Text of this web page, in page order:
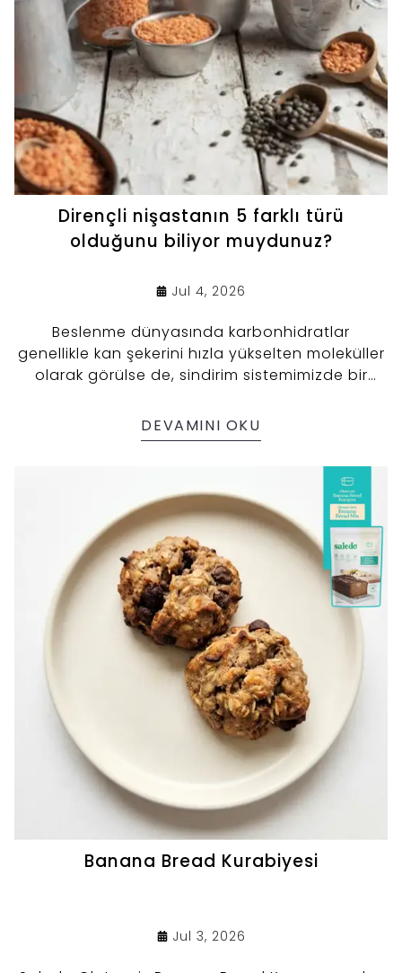
Dirençli nişastanın 5 farklı türü
olduğunu biliyor muydunuz?
Jul 4, 2026
Beslenme dünyasında karbonhidratlar
genellikle kan şekerini hızla yükselten moleküller
olarak görülse de, sindirim sistemimizde bir
grup var: Dirençli nişasta (DN). İnce bağırsakta
sindirim enzimlerine boyun eğmeden doğrudan
kalın bağırsağa geçen bu yapılar, kan şekerini
dengelemeye yardımcı olurken aynı zamanda
bağırsaklarımızdaki mikrobiyota için kısa zincirli
yağ asitleri ürettiren bir prebiyotik besin
kaynağı sunar.
DEVAMINI OKU
Banana Bread Kurabiyesi
Jul 3, 2026